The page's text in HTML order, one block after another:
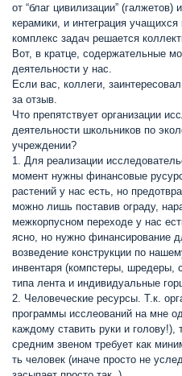
от “благ цивилизации”
керамики, и интеграция
комплекс задач решается
Вот, в кратце, содержательные
деятельности у нас.
Если вас, коллеги,
за отзыв.
Что препятствует организации
деятельности школьников по
учреждении?
1. Для реализации
момент нужны финансовые
растений у нас есть, но
можно лишь поставив ограду,
межкорпусном переходе у нас
ясно, но нужно финансирование
возведение конструкции по
инвентаря (компстеры, шредеры,
типа лента и индивидуальные
2. Человеческие ресурсы. Т.к.
программы исслеований на мне
каждому ставить руки и голову!),
средним звеном требует как
ть человек (иначе просто не